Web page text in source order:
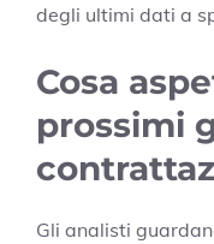
degli ultimi dati a
Cosa
prossimi
Gli analisti